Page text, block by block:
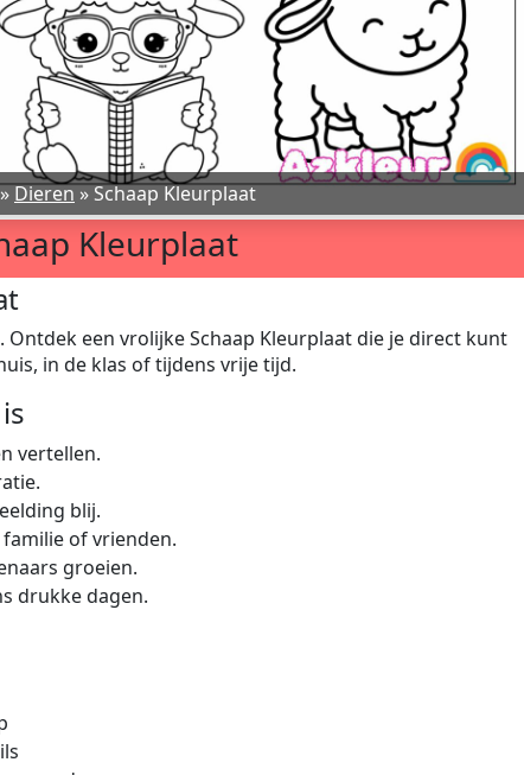
Dieren»Schaap Kleurplaat
Kleurplaat
een vrolijke Schaap Kleurplaat die je direct kunt
in de klas of tijdens vrije tijd.
vertellen.
blij.
of vrienden.
groeien.
drukke dagen.